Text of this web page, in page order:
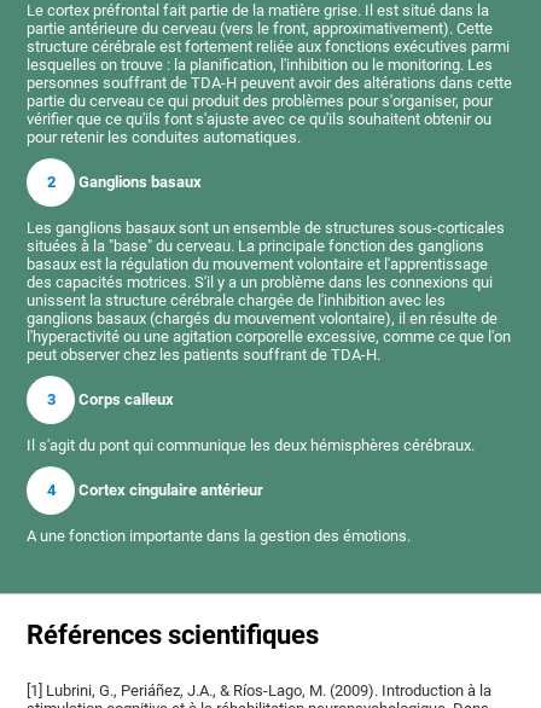
Le cortex préfrontal fait partie de la matière grise. Il est situé dans la
partie antérieure du cerveau (vers le front, approximativement). Cette
structure cérébrale est fortement reliée aux fonctions exécutives parmi
lesquelles on trouve : la planification, l'inhibition ou le monitoring. Les
personnes souffrant de TDA-H peuvent avoir des altérations dans cette
partie du cerveau ce qui produit des problèmes pour s'organiser, pour
vérifier que ce qu'ils font s'ajuste avec ce qu'ils souhaitent obtenir ou
pour retenir les conduites automatiques.
2 Ganglions basaux
Les ganglions basaux sont un ensemble de structures sous-corticales
situées à la "base" du cerveau. La principale fonction des ganglions
basaux est la régulation du mouvement volontaire et l'apprentissage
des capacités motrices. S'il y a un problème dans les connexions qui
unissent la structure cérébrale chargée de l'inhibition avec les
ganglions basaux (chargés du mouvement volontaire), il en résulte de
l'hyperactivité ou une agitation corporelle excessive, comme ce que l'on
peut observer chez les patients souffrant de TDA-H.
3 Corps calleux
Il s'agit du pont qui communique les deux hémisphères cérébraux.
4 Cortex cingulaire antérieur
A une fonction importante dans la gestion des émotions.
Références scientifiques
[1] Lubrini, G., Periáñez, J.A., & Ríos-Lago, M. (2009). Introduction à la